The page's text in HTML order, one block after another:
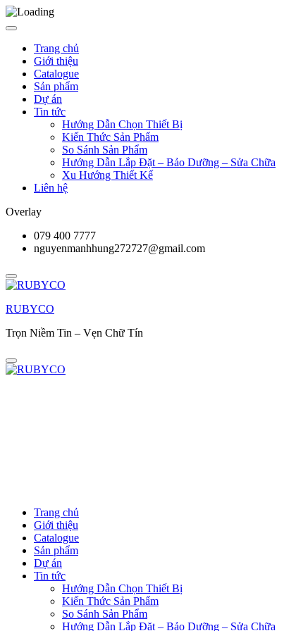
Trang chủ
Giới thiệu
Catalogue
Sản phẩm
Dự án
Tin tức
Hướng Dẫn Chọn Thiết Bị
Kiến Thức Sản Phẩm
So Sánh Sản Phẩm
Hướng Dẫn Lắp Đặt – Bảo Dưỡng – Sửa Chữa
Xu Hướng Thiết Kế
Liên hệ
Overlay
079 400 7777
nguyenmanhhung272727@gmail.com
RUBYCO
Trọn Niềm Tin – Vẹn Chữ Tín
Trang chủ
Giới thiệu
Catalogue
Sản phẩm
Dự án
Tin tức
Hướng Dẫn Chọn Thiết Bị
Kiến Thức Sản Phẩm
So Sánh Sản Phẩm
Hướng Dẫn Lắp Đặt – Bảo Dưỡng – Sửa Chữa